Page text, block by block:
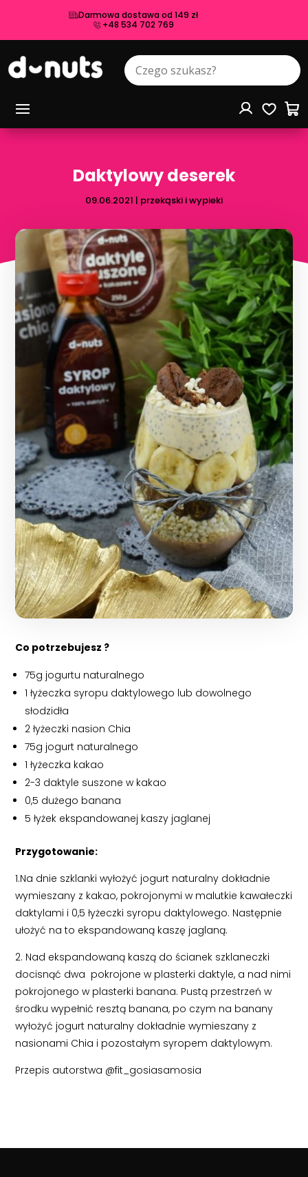
Darmowa dostawa od 149 zł
+48 534 702 769
Daktylowy deserek
09.06.2021 | przekąski i wypieki
Co potrzebujesz ?
75g jogurtu naturalnego
1 łyżeczka syropu daktylowego lub dowolnego
słodzidła
2 łyżeczki nasion Chia
75g jogurt naturalnego
1 łyżeczka kakao
2-3 daktyle suszone w kakao
0,5 dużego banana
5 łyżek ekspandowanej kaszy jaglanej
Przygotowanie:
1.Na dnie szklanki wyłożyć jogurt naturalny dokładnie
wymieszany z kakao, pokrojonymi w malutkie kawałeczki
daktylami i 0,5 łyżeczki syropu daktylowego. Następnie
ułożyć na to ekspandowaną kaszę jaglaną.
2. Nad ekspandowaną kaszą do ścianek szklaneczki
docisnąć dwa pokrojone w plasterki daktyle, a nad nimi
pokrojonego w plasterki banana. Pustą przestrzeń w
środku wypełnić resztą banana, po czym na banany
wyłożyć jogurt naturalny dokładnie wymieszany z
nasionami Chia i pozostałym syropem daktylowym.
Przepis autorstwa @fit_gosiasamosia